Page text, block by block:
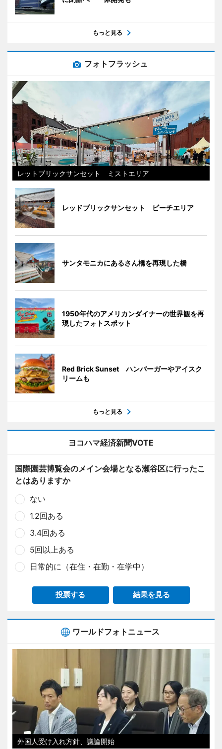
もっと見る
フォトフラッシュ
レットブリックサンセット ミストエリア
レッドブリックサンセット ビーチエリア
サンタモニカにあるさん橋を再現した橋
1950年代のアメリカンダイナーの世界観を再
現したフォトスポット
Red Brick Sunset ハンバーガーやアイスク
リームも
もっと見る
ヨコハマ経済新聞VOTE
国際園芸博覧会のメイン会場となる瀬谷区に行ったこ
とはありますか
ない
1.2回ある
3.4回ある
5回以上ある
日常的に（在住・在勤・在学中）
投票する 結果を見る
ワールドフォトニュース
外国人受け入れ方針、議論開始